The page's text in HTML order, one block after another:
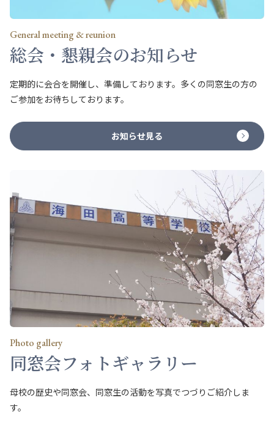
General meeting & reunion
総会・懇親会のお知らせ
定期的に会合を開催し、準備しております。多くの同窓生の方の
ご参加をお待ちしております。
お知らせ見る
Photo gallery
同窓会フォトギャラリー
母校の歴史や同窓会、同窓生の活動を写真でつづりご紹介しま
す。